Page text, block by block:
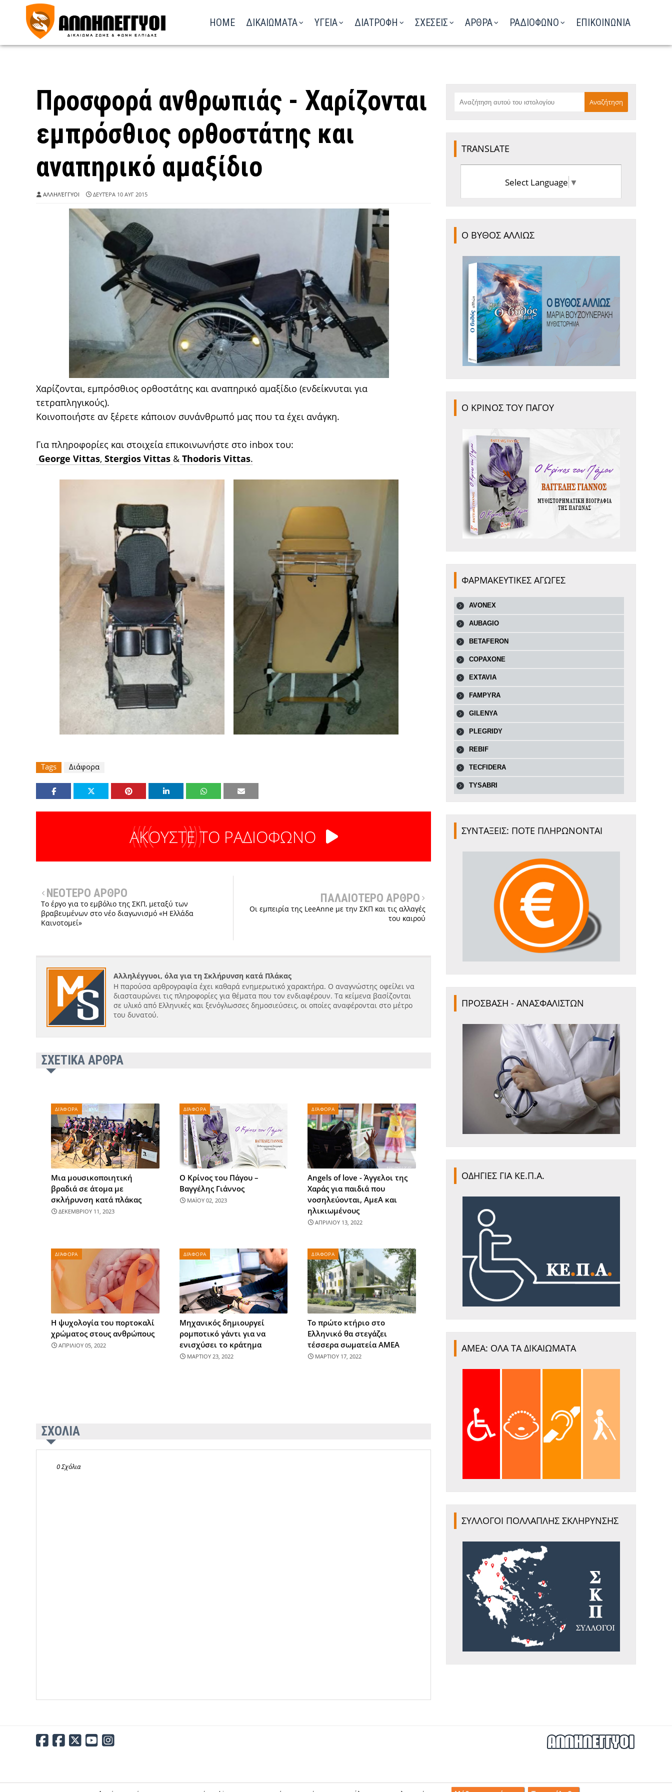
HOME ΔΙΚΑΙΩΜΑΤΑ ΥΓΕΙΑ ΔΙΑΤΡΟΦΗ ΣΧΕΣΕΙΣ ΑΡΘΡΑ ΡΑΔΙΟΦΩΝΟ ΕΠΙΚΟΙΝΩΝΙΑ
ΑΚΟΥΣΤΕ ΤΟ ΡΑΔΙΟΦΩΝΟ
Προσφορά ανθρωπιάς - Χαρίζονται
εμπρόσθιος ορθοστάτης και
αναπηρικό αμαξίδιο
ΑΛΛΗΛΈΓΓΥΟΙ ΔΕΥΤΈΡΑ 10 ΑΥΓ 2015
Χαρίζονται, εμπρόσθιος ορθοστάτης και αναπηρικό αμαξίδιο (ενδείκνυται για
τετραπληγικούς).
Κοινοποιήστε αν ξέρετε κάποιον συνάνθρωπό μας που τα έχει ανάγκη.
Για πληροφορίες και στοιχεία επικοινωνήστε στο inbox του:
George Vittas, Stergios Vittas & Thodoris Vittas.
Tags Διάφορα
ΑΚΟΥΣΤΕ ΤΟ ΡΑΔΙΟΦΩΝΟ
ΝΕΟΤΕΡΟ ΑΡΘΡΟ
Το έργο για το εμβόλιο της ΣΚΠ, μεταξύ των
βραβευμένων στο νέο διαγωνισμό «Η Ελλάδα
Καινοτομεί»
ΠΑΛΑΙΟΤΕΡΟ ΑΡΘΡΟ
Οι εμπειρία της LeeAnne με την ΣΚΠ και τις αλλαγές
του καιρού
Αλληλέγγυοι, όλα για τη Σκλήρυνση κατά Πλάκας
Η παρούσα αρθρογραφία έχει καθαρά ενημερωτικό χαρακτήρα. Ο αναγνώστης οφείλει να
διασταυρώνει τις πληροφορίες για θέματα που τον ενδιαφέρουν. Τα κείμενα βασίζονται
σε υλικό από Ελληνικές και ξενόγλωσσες δημοσιεύσεις, οι οποίες αναφέρονται στο μέτρο
του δυνατού.
ΣΧΕΤΙΚΑ ΑΡΘΡΑ
ΔΙΆΦΟΡΑ
Μια μουσικοποιητική
βραδιά σε άτομα με
σκλήρυνση κατά πλάκας
ΔΕΚΕΜΒΡΙΟΥ 11, 2023
ΔΙΆΦΟΡΑ
Ο Κρίνος του Πάγου –
Βαγγέλης Γιάννος
ΜΑΪΟΥ 02, 2023
ΔΙΆΦΟΡΑ
Angels of love - Άγγελοι της
Χαράς για παιδιά που
νοσηλεύονται, ΑμεΑ και
ηλικιωμένους
ΑΠΡΙΛΙΟΥ 13, 2022
ΔΙΆΦΟΡΑ
Η ψυχολογία του πορτοκαλί
χρώματος στους ανθρώπους
ΑΠΡΙΛΙΟΥ 05, 2022
ΔΙΆΦΟΡΑ
Μηχανικός δημιουργεί
ρομποτικό γάντι για να
ενισχύσει το κράτημα
ΜΑΡΤΙΟΥ 23, 2022
ΔΙΆΦΟΡΑ
Τo πρώτο κτήριο στο
Ελληνικό θα στεγάζει
τέσσερα σωματεία ΑΜΕΑ
ΜΑΡΤΙΟΥ 17, 2022
ΣΧΟΛΙΑ
0 Σχόλια
TRANSLATE
Select Language ▼
Ο ΒΥΘΟΣ ΑΛΛΙΩΣ
Ο ΚΡΙΝΟΣ ΤΟΥ ΠΑΓΟΥ
ΦΑΡΜΑΚΕΥΤΙΚΕΣ ΑΓΩΓΕΣ
AVONEX
AUBAGIO
BETAFERON
COPAXONE
EXTAVIA
FAMPYRA
GILENYA
PLEGRIDY
REBIF
TECFIDERA
TYSABRI
ΣΥΝΤΑΞΕΙΣ: ΠΟΤΕ ΠΛΗΡΩΝΟΝΤΑΙ
ΠΡΟΣΒΑΣΗ - ΑΝΑΣΦΑΛΙΣΤΩΝ
ΟΔΗΓΙΕΣ ΓΙΑ ΚΕ.Π.Α.
ΑΜΕΑ: ΟΛΑ ΤΑ ΔΙΚΑΙΩΜΑΤΑ
ΣΥΛΛΟΓΟΙ ΠΟΛΛΑΠΛΗΣ ΣΚΛΗΡΥΝΣΗΣ